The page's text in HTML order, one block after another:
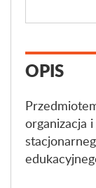
OPIS
organizacja